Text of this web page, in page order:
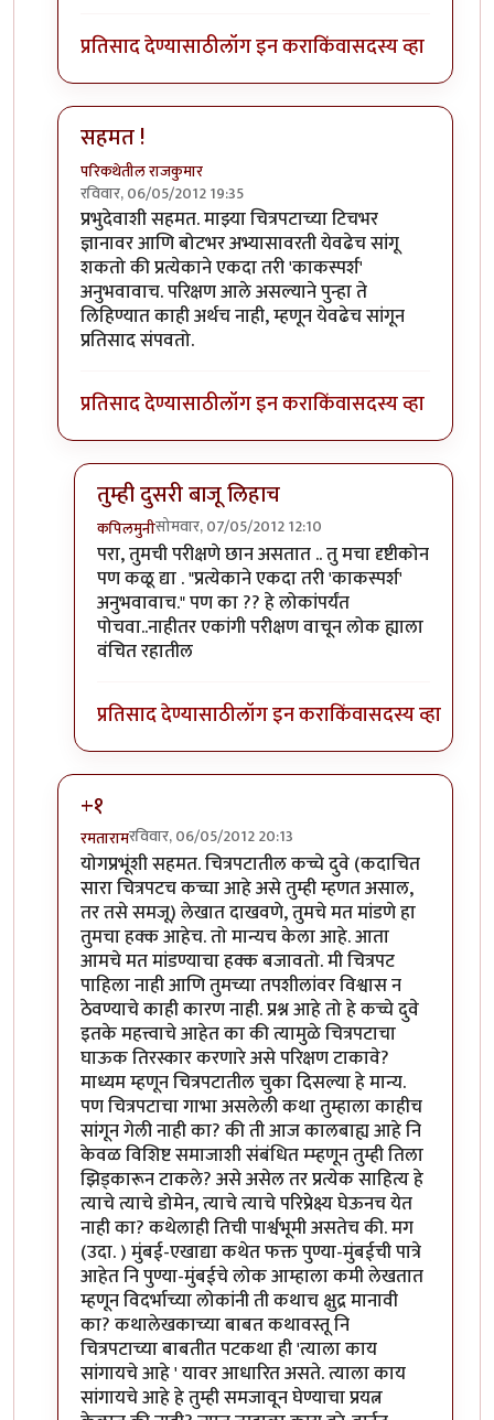
प्रतिसाद देण्यासाठीलॉग इन कराकिंवासदस्य व्हा
सहमत !
परिकथेतील राजकुमार
रविवार, 06/05/2012 19:35
In reply toपरीक्षण वाचून वाईट वाटले...by
प्रभुदेवाशी सहमत. माझ्या चित्रपटाच्या टिचभर
ज्ञानावर आणि बोटभर अभ्यासावरती येवढेच सांगू
शकतो की प्रत्येकाने एकदा तरी 'काकस्पर्श'
अनुभवावाच. परिक्षण आले असल्याने पुन्हा ते
लिहिण्यात काही अर्थच नाही, म्हणून येवढेच सांगून
प्रतिसाद संपवतो.
प्रतिसाद देण्यासाठीलॉग इन कराकिंवासदस्य व्हा
तुम्ही दुसरी बाजू लिहाच
कपिलमुनीसोमवार, 07/05/2012 12:10
In reply toसहमत !byपरिकथेतील राजकुमार
परा, तुमची परीक्षणे छान असतात .. तु मचा दृष्टीकोन
पण कळू द्या . "प्रत्येकाने एकदा तरी 'काकस्पर्श'
अनुभवावाच." पण का ?? हे लोकांपर्यंत
पोचवा..नाहीतर एकांगी परीक्षण वाचून लोक ह्याला
वंचित रहातील
प्रतिसाद देण्यासाठीलॉग इन कराकिंवासदस्य व्हा
+१
रमतारामरविवार, 06/05/2012 20:13
In reply toपरीक्षण वाचून वाईट वाटले...byयोगप्रभू
योगप्रभूंशी सहमत. चित्रपटातील कच्चे दुवे (कदाचित
सारा चित्रपटच कच्चा आहे असे तुम्ही म्हणत असाल,
तर तसे समजू) लेखात दाखवणे, तुमचे मत मांडणे हा
तुमचा हक्क आहेच. तो मान्यच केला आहे. आता
आमचे मत मांडण्याचा हक्क बजावतो. मी चित्रपट
पाहिला नाही आणि तुमच्या तपशीलांवर विश्वास न
ठेवण्याचे काही कारण नाही. प्रश्न आहे तो हे कच्चे दुवे
इतके महत्त्वाचे आहेत का की त्यामुळे चित्रपटाचा
घाऊक तिरस्कार करणारे असे परिक्षण टाकावे?
माध्यम म्हणून चित्रपटातील चुका दिसल्या हे मान्य.
पण चित्रपटाचा गाभा असलेली कथा तुम्हाला काहीच
सांगून गेली नाही का? की ती आज कालबाह्य आहे नि
केवळ विशिष्ट समाजाशी संबंधित म्म्हणून तुम्ही तिला
झिड्कारून टाकले? असे असेल तर प्रत्येक साहित्य हे
त्याचे त्याचे डोमेन, त्याचे त्याचे परिप्रेक्ष्य घेऊनच येत
नाही का? कथेलाही तिची पार्श्वभूमी असतेच की. मग
(उदा. ) मुंबई-एखाद्या कथेत फक्त पुण्या-मुंबईची पात्रे
आहेत नि पुण्या-मुंबईचे लोक आम्हाला कमी लेखतात
म्हणून विदर्भाच्या लोकांनी ती कथाच क्षुद्र मानावी
का? कथालेखकाच्या बाबत कथावस्तू नि
चित्रपटाच्या बाबतीत पटकथा ही 'त्याला काय
सांगायचे आहे ' यावर आधारित असते. त्याला काय
सांगायचे आहे हे तुम्ही समजावून घेण्याचा प्रयत्न